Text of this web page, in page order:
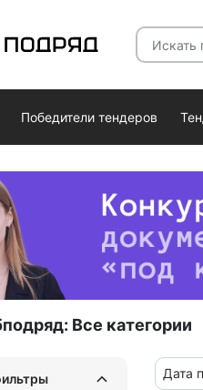
Победители тендеров
Все категории
Дата